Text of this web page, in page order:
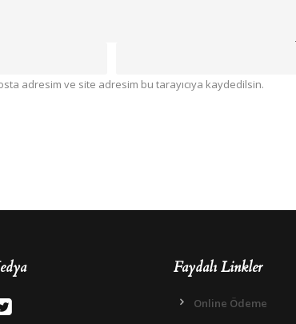
adresim ve site adresim bu tarayıcıya kaydedilsin.
Faydalı Linkler
Online Ödeme